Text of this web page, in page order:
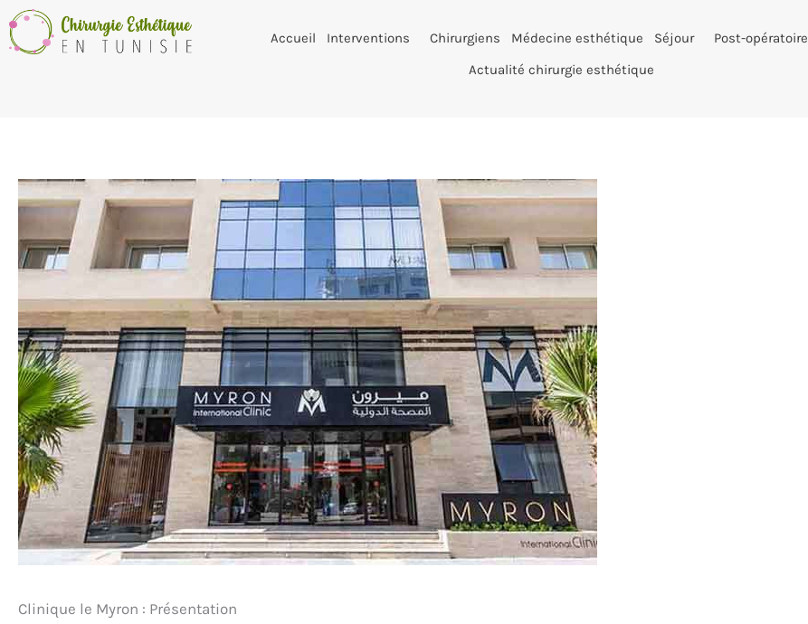
Accueil Interventions Chirurgiens Médecine esthétique Séjour Post-opératoire
Actualité chirurgie esthétique
Clinique le Myron : Présentation